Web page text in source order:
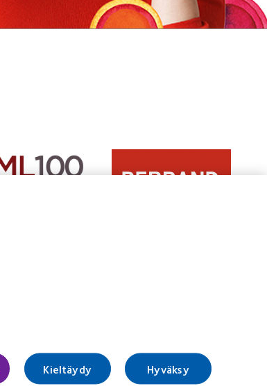
Learn
about
Kieltäydy Hyväksy